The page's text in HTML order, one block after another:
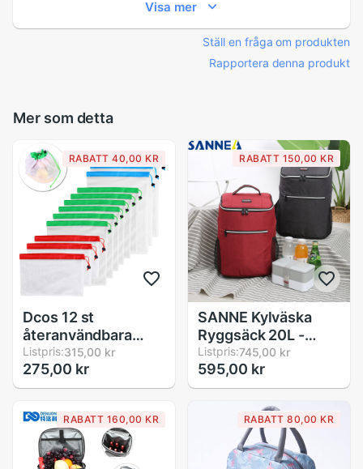
Kompositionsmaterialet är canvas, och
huvudmaterialet är bomullstyg, vilket gör den till
ett lätt och robust alternativ. Designad specifikt
för kvinnor, kombinerar denna väska praktisk
användning med ett modernt utseende.
Stil:
Mönstertyp: Djuravtryck
Modellnummer: Shoppingkassar tum
Materialkomposition:
Huvudmaterial:
Bomullstyg
Objekttyp:
Shoppingkassar
Kön: Kvinnor
Stängningstyp:
Dragkedja
Vanliga frågor:
Vilket material är denna shoppingväska
gjord av?
Väskan är gjord av slitstarkt bomullstyg med
canvas-komposition. Detta säkerställer att den är
Vilken typ av tryck har denna väska?
Väskan har ett djurtryck, specifikt en handritad
Visa mer
Ställ en fråga om produkten
Rapportera denna produkt
Mer som detta
RABATT 40,00 KR
Dcos 12 st
återanvändbara
nätprodukter påsar
tvättbara
miljövänliga påsar
förvaring frukt
grönsaksleksaker
Listpris:315,00 kr
275,00 kr
RABATT 150,00 KR
SANNE Kylväska
Ryggsäck 20L -
Vattentät, Isolerad
för Mat och Dryck
Listpris:745,00 kr
595,00 kr
RABATT 160,00 KR RABATT 80,00 KR